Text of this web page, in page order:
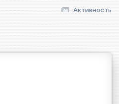
Активность